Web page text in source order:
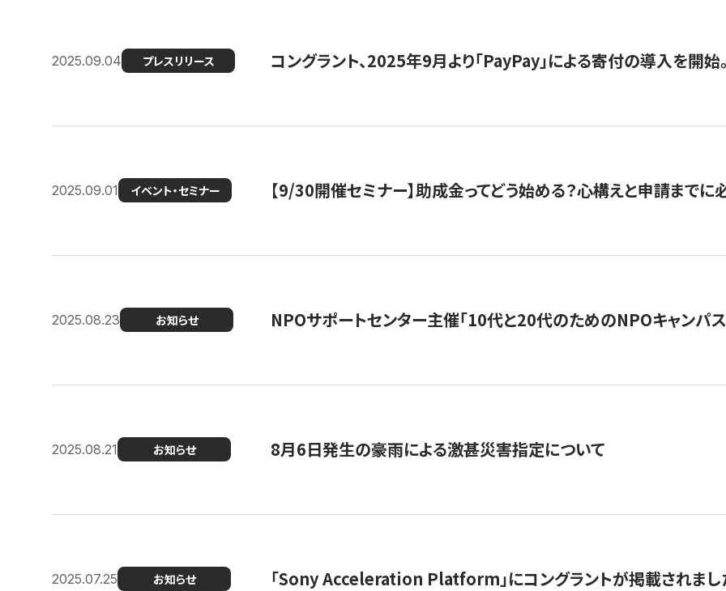
2025.09.04 プレスリリース コングラント、2025年9月より「PayPay」による寄付の導入を開始
2025.09.01 イベント・セミナー 【9/30開催セミナー】助成金ってどう始める？心構えと申請まで
2025.08.23 お知らせ NPOサポートセンター主催「10代と20代のためのNPOキャンパ
2025.08.21 お知らせ 8月6日発生の豪雨による激甚災害指定について
2025.07.25 お知らせ 「Sony Acceleration Platform」にコングラントが掲載されまし